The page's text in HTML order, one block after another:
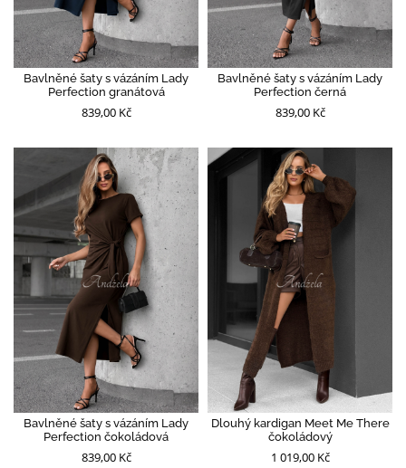
Bavlněné šaty s vázáním Lady
Perfection granátová
839,00 Kč
Bavlněné šaty s vázáním Lady
Perfection černá
839,00 Kč
Bavlněné šaty s vázáním Lady
Perfection čokoládová
839,00 Kč
Dlouhý kardigan Meet Me There
čokoládový
1 019,00 Kč